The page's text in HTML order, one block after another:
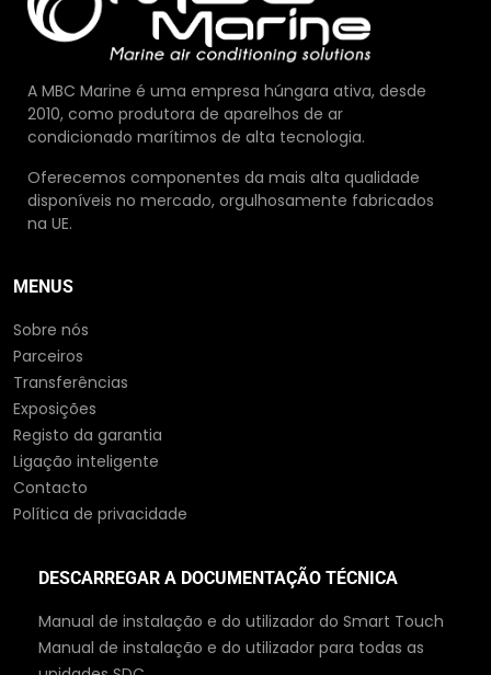
A MBC Marine é uma empresa húngara ativa, desde
2010, como produtora de aparelhos de ar
condicionado marítimos de alta tecnologia.
Oferecemos componentes da mais alta qualidade
disponíveis no mercado, orgulhosamente fabricados
na UE.
MENUS
Sobre nós
Parceiros
Transferências
Exposições
Registo da garantia
Ligação inteligente
Contacto
Política de privacidade
DESCARREGAR A DOCUMENTAÇÃO TÉCNICA
Manual de instalação e do utilizador do Smart Touch
Manual de instalação e do utilizador para todas as